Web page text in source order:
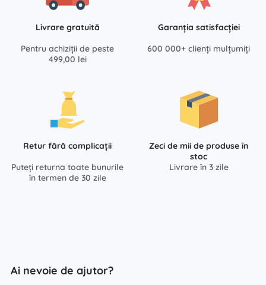
Livrare gratuită
Pentru achiziții de peste
499,00 lei
Garanția satisfacției
600 000+ clienți mulțumiți
Retur fără complicații
Puteți returna toate bunurile
în termen de 30 zile
Zeci de mii de produse în
stoc
Livrare în 3 zile
Ai nevoie de ajutor?